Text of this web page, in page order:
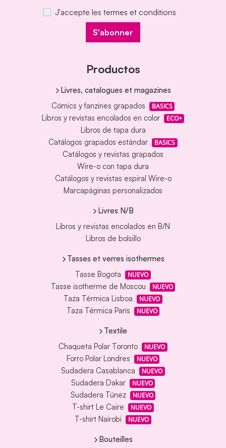
J'accepte les termes et conditions
S'abonner
Productos
Livres, catalogues et magazines
Cómics y fanzines grapados
BASICS
Libros y revistas encolados en color ECO+
Libros de tapa dura
Catálogos grapados estándar
BASICS
Catálogos y revistas grapados
Wire-o con tapa dura
Catálogos y revistas espiral Wire-o
Marcapáginas personalizados
Livres N/B
Libros y revistas encolados en B/N
Libros de bolsillo
Tasses et verres isothermes
Tasse Bogota
NUEVO
Tasse isotherme de Moscou NUEVO
Taza Térmica Lisboa NUEVO
Taza Térmica París NUEVO
Textile
Chaqueta Polar Toronto
NUEVO
Forro Polar Londres NUEVO
Sudadera Casablanca NUEVO
Sudadera Dakar NUEVO
Sudadera Túnez NUEVO
T-shirt Le Caire NUEVO
T-shirt Nairobi NUEVO
Bouteilles